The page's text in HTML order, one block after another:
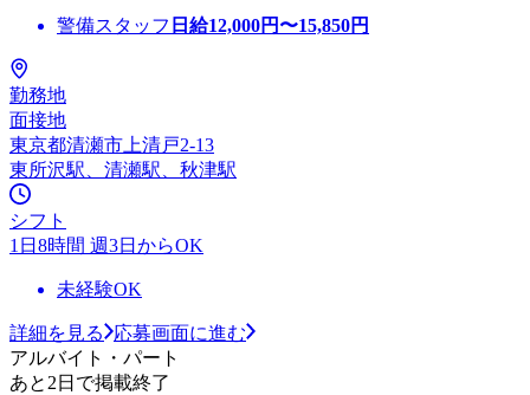
警備スタッフ 日給12,000円〜15,850円
勤務地
面接地
東京都清瀬市上清戸2-13
東所沢駅、清瀬駅、秋津駅
シフト
1日8時間 週3日からOK
未経験OK
詳細を見る
応募画面に進む
アルバイト・パート
あと2日で掲載終了